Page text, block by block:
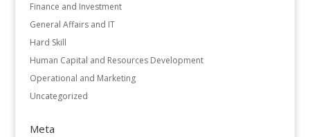
Finance and Investment
General Affairs and IT
Hard Skill
Human Capital and Resources Development
Operational and Marketing
Uncategorized
Meta